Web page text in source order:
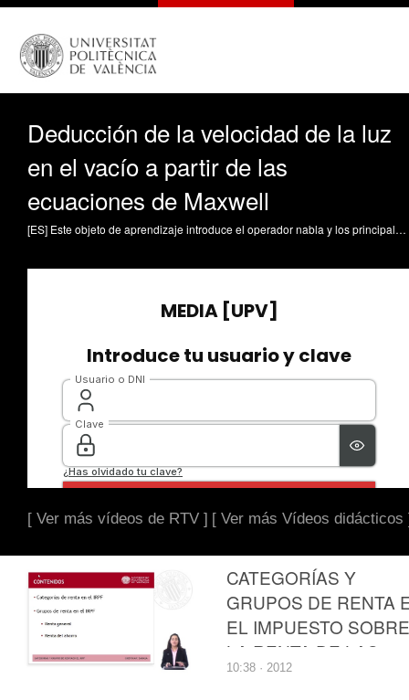
Deducción de la velocidad de la luz
en el vacío a partir de las
ecuaciones de Maxwell
[ES] Este objeto de aprendizaje introduce el operador nabla y los principales operadores diferenciales del cálculo vectorial, fundamentales para el análisis de campos electromagnéticos. A partir de ellos, se desarrolla el cálculo del rotacional del rotacional de un campo vectorial, lo que conduce a una identidad vectorial clave. Posteriormente, se aplican las ecuaciones de Maxwell en el vacío para obtener, junto con dicha identidad, la ecuación de ondas electromagnéticas en el vacío. Finalmente, se deduce la expresión de la velocidad de propagación de estas ondas, identificándola con la velocidad de la luz, y se sintetizan los conceptos principales. Castiñeira-Ibáñez, Sergio; Rubio Michavila, Constanza (2026). Deducción de la velocidad de la luz en el vacío a partir de las ecuaciones de Maxwell. https://riunet.upv.es/handle/10251/238309 DER
[ Ver más vídeos de RTV ] [ Ver más Vídeos didácticos
CATEGORÍAS Y
GRUPOS DE RENTA
EL IMPUESTO SOBRE
LA RENTA DE LAS
PERSONAS FÍSICAS
10:38 · 2012